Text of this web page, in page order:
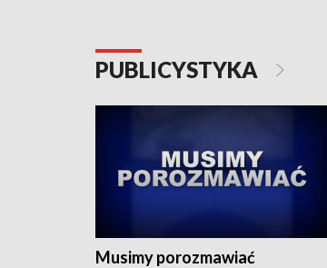
PUBLICYSTYKA
Musimy porozmawiać